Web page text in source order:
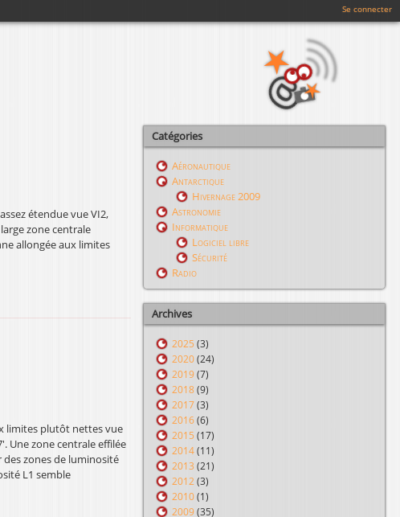
Se connecter
étendue vue VI2,
zone centrale
allongée aux limites
limites plutôt nettes vue
Une zone centrale effilée
zones de luminosité
L1 semble
Catégories
Aéronautique
Antarctique
Hivernage 2009
Astronomie
Informatique
Logiciel libre
Sécurité
Radio
Archives
2025 (3)
2020 (24)
2019 (7)
2018 (9)
2017 (3)
2016 (6)
2015 (17)
2014 (11)
2013 (21)
2012 (3)
2010 (1)
2009 (35)